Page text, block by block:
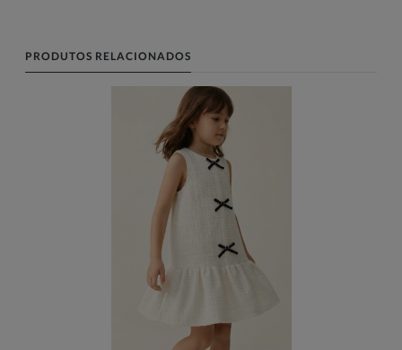
PRODUTOS RELACIONADOS